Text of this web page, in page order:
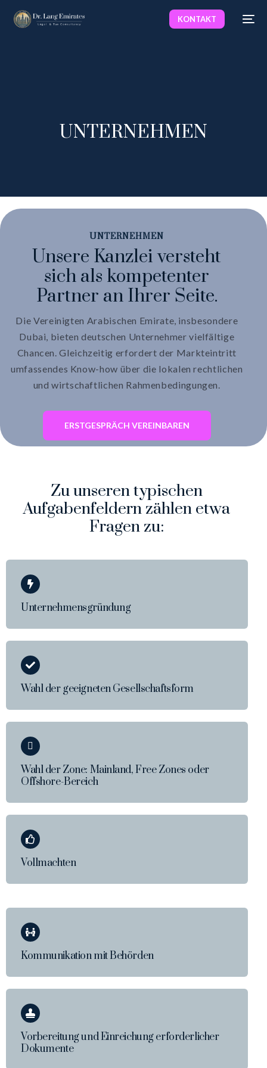
KONTAKT
UNTERNEHMEN
UNTERNEHMEN
Unsere Kanzlei versteht
sich als kompetenter
Partner an Ihrer Seite.
Die Vereinigten Arabischen Emirate, insbesondere
Dubai, bieten deutschen Unternehmer vielfältige
Chancen. Gleichzeitig erfordert der Markteintritt
umfassendes Know-how über die lokalen rechtlichen
und wirtschaftlichen Rahmenbedingungen.
ERSTGESPRÄCH VEREINBAREN
Zu unseren typischen
Aufgabenfeldern zählen etwa
Fragen zu:
Unternehmensgründung
Wahl der geeigneten Gesellschaftsform
Wahl der Zone: Mainland, Free Zones oder
Offshore-Bereich
Vollmachten
Kommunikation mit Behörden
Vorbereitung und Einreichung erforderlicher
Dokumente
Deutsch